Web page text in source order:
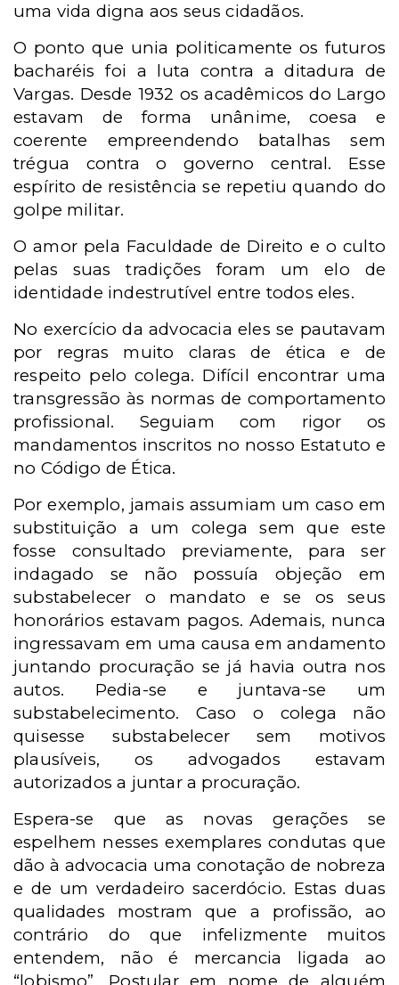
uma vida digna aos seus cidadãos.
O ponto que unia politicamente os futuros
bacharéis foi a luta contra a ditadura de
Vargas. Desde 1932 os acadêmicos do Largo
estavam de forma unânime, coesa e
coerente empreendendo batalhas sem
trégua contra o governo central. Esse
espírito de resistência se repetiu quando do
golpe militar.
O amor pela Faculdade de Direito e o culto
pelas suas tradições foram um elo de
identidade indestrutível entre todos eles.
No exercício da advocacia eles se pautavam
por regras muito claras de ética e de
respeito pelo colega. Difícil encontrar uma
transgressão às normas de comportamento
profissional. Seguiam com rigor os
mandamentos inscritos no nosso Estatuto e
no Código de Ética.
Por exemplo, jamais assumiam um caso em
substituição a um colega sem que este
fosse consultado previamente, para ser
indagado se não possuía objeção em
substabelecer o mandato e se os seus
honorários estavam pagos. Ademais, nunca
ingressavam em uma causa em andamento
juntando procuração se já havia outra nos
autos. Pedia-se e juntava-se um
substabelecimento. Caso o colega não
quisesse substabelecer sem motivos
plausíveis, os advogados estavam
autorizados a juntar a procuração.
Espera-se que as novas gerações se
espelhem nesses exemplares condutas que
dão à advocacia uma conotação de nobreza
e de um verdadeiro sacerdócio. Estas duas
qualidades mostram que a profissão, ao
contrário do que infelizmente muitos
entendem, não é mercancia ligada ao